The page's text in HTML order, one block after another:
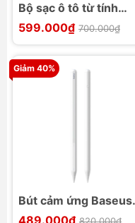
Bộ sạc ô tô từ tính
Baseus PrimeTrip VP2
A+3C 160W
599.000₫ 700.000₫
Giảm 40%
Bút cảm ứng Baseus
Smooth Writing PS3
489.000₫